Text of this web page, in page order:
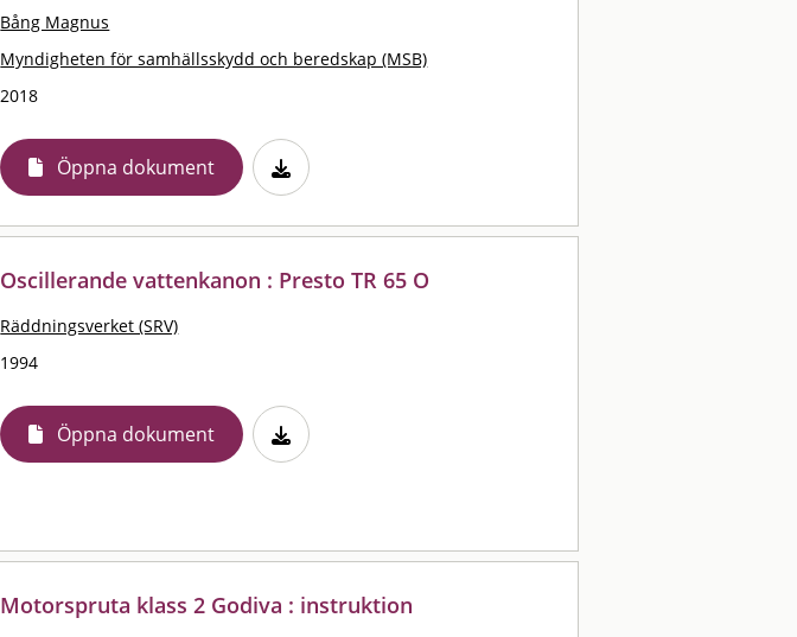
Bång Magnus
Myndigheten för samhällsskydd och beredskap (MSB)
2018
Öppna dokument
Oscillerande vattenkanon : Presto TR 65 O
Räddningsverket (SRV)
1994
Öppna dokument
Motorspruta klass 2 Godiva : instruktion